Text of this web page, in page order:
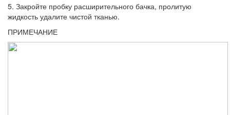
5. Закройте пробку расширительного бачка, пролитую
жидкость удалите чистой тканью.
ПРИМЕЧАНИЕ